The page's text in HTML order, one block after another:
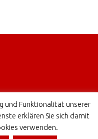
und Funktionalität unserer
erklären Sie sich damit
verwenden.